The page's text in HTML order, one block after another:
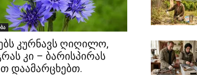
კურნავს ღიღილო,
კი – ბარისპირას
დაამარცხებთ.